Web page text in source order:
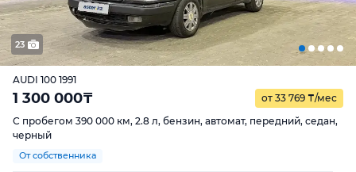
23
AUDI 100 1991
1 300 000₸ от 33 769 ₸/мес
С пробегом 390 000 км, 2.8 л, бензин, автомат, передний, седан,
черный
От собственника